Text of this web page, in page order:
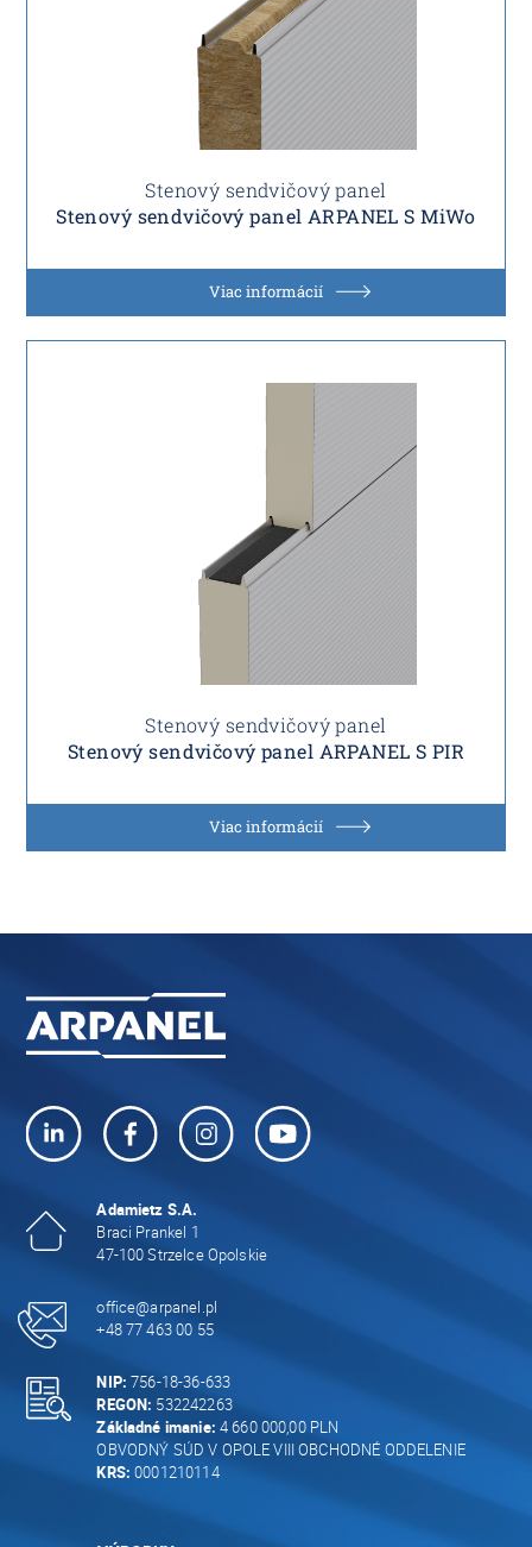
Stenový sendvičový panel
Stenový sendvičový panel ARPANEL S MiWo
Viac informácií
Stenový sendvičový panel
Stenový sendvičový panel ARPANEL S PIR
Viac informácií
Adamietz S.A.
Braci Prankel 1
47-100 Strzelce Opolskie
office@arpanel.pl
+48 77 463 00 55
NIP: 756-18-36-633
REGON: 532242263
Základné imanie: 4 660 000,00 PLN
OBVODNÝ SÚD V OPOLE VIII OBCHODNÉ ODDELENIE
KRS: 0001210114